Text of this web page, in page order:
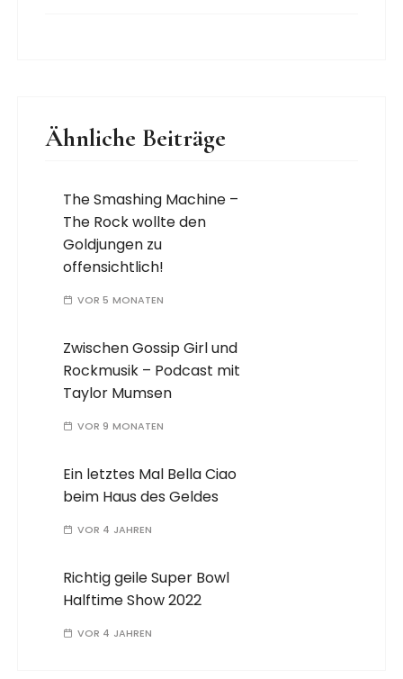
Ähnliche Beiträge
The Smashing Machine –
The Rock wollte den
Goldjungen zu
offensichtlich!
VOR 5 MONATEN
Zwischen Gossip Girl und
Rockmusik – Podcast mit
Taylor Mumsen
VOR 9 MONATEN
Ein letztes Mal Bella Ciao
beim Haus des Geldes
VOR 4 JAHREN
Richtig geile Super Bowl
Halftime Show 2022
VOR 4 JAHREN